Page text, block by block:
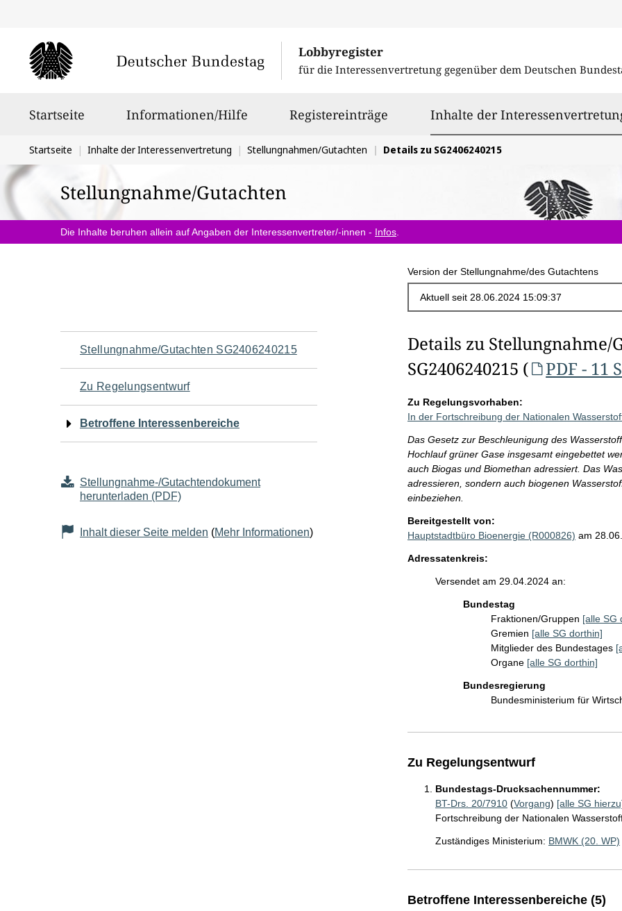
Lobbyregister
für die Interessenvertretung gegenüber dem Deutschen
Startseite Informationen/Hilfe Registereinträge Inhalte der
Sie
befinden
sich
hier:
Startseite Inhalte der Interessenvertretung Stellungnahmen/Gutachten Details zu SG2406240215
Stellungnahme/Gutachten
Die Inhalte beruhen allein auf Angaben der Interessenvertreter/-innen - Infos
Version der Stellungnahme/des Gutachtens
Navigation
für
den
Seiteninhalt
Stellungnahme/Gutachten SG2406240215
Zu Regelungsentwurf
Betroffene Interessenbereiche
Stellungnahme-/Gutachtendokument
herunterladen (PDF)
Inhalt dieser Seite melden (Mehr Informationen)
Details zu Stellungnahme/
SG2406240215 (
PDF - 11
Zu Regelungsvorhaben:
In der Fortschreibung der Nationalen
Das Gesetz zur Beschleunigung des
Hochlauf grüner Gase insgesamt eingebettet
auch Biogas und Biomethan adressiert. Das
adressieren, sondern auch biogenen
einbeziehen.
Bereitgestellt von:
Hauptstadtbüro Bioenergie (R000826) am
Adressatenkreis:
Versendet am 29.04.2024 an:
Bundestag
Fraktionen/Gruppen [alle SG
Gremien [alle SG dorthin]
Mitglieder des Bundestages
Organe [alle SG dorthin]
Bundesregierung
Bundesministerium für
Zu Regelungsentwurf
Bundestags-Drucksachennummer:
BT-Drs. 20/7910(Vorgang) [alle SG
Fortschreibung der Nationalen
Zuständiges Ministerium: BMWK (20. WP)
Betroffene Interessenbereiche (5)